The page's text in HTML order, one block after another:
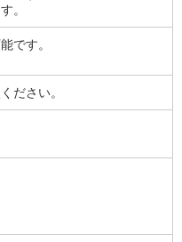
。
です。
ださい。